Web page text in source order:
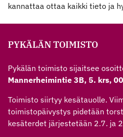
kannattaa ottaa kaikki tieto ja
PYKÄLÄN TOIMISTO
Pykälän toimisto sijaitsee
Mannerheimintie 3B, 5. krs,
Toimisto siirtyy kesätauolle.
toimistopäivystys pidetään
kesäterdet järjestetään 2.7. ja